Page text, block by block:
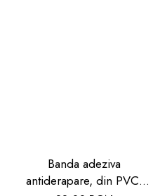
Banda adeziva
antiderapare, din PVC,